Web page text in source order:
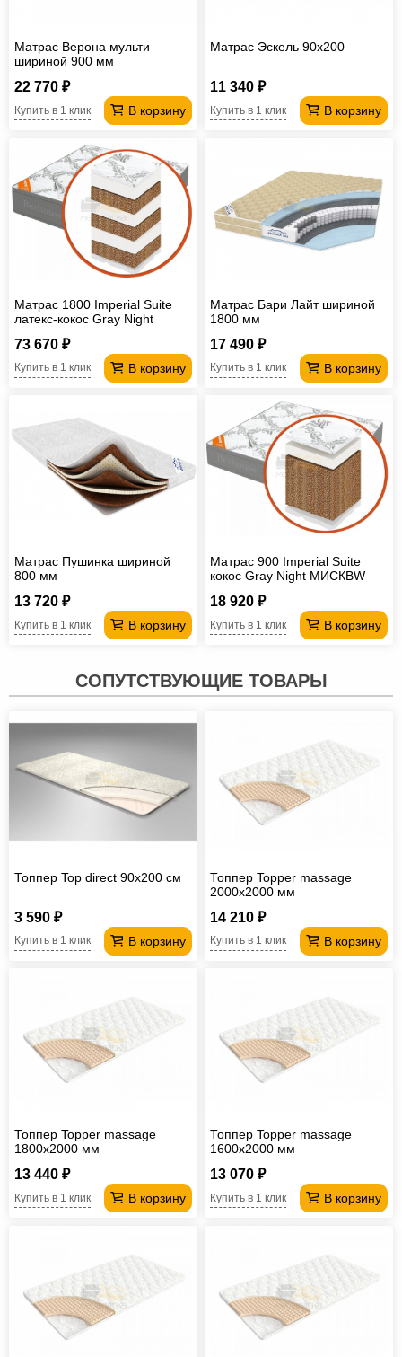
Матрас Верона мульти
шириной 900 мм
22 770 ₽
В корзину
Купить в 1 клик
Матрас Эскель 90х200
11 340 ₽
В корзину
Купить в 1 клик
Матрас 1800 Imperial Suite
латекс-кокос Gray Night
73 670 ₽
В корзину
Купить в 1 клик
Матрас Бари Лайт шириной
1800 мм
17 490 ₽
В корзину
Купить в 1 клик
Матрас Пушинка шириной
800 мм
13 720 ₽
В корзину
Купить в 1 клик
Матрас 900 Imperial Suite
кокос Gray Night МИСКBW
18 920 ₽
В корзину
Купить в 1 клик
СОПУТСТВУЮЩИЕ ТОВАРЫ
Топпер Top direct 90х200 см
3 590 ₽
В корзину
Купить в 1 клик
Топпер Topper massage
2000х2000 мм
14 210 ₽
В корзину
Купить в 1 клик
Топпер Topper massage
1800х2000 мм
13 440 ₽
В корзину
Купить в 1 клик
Топпер Topper massage
1600х2000 мм
13 070 ₽
В корзину
Купить в 1 клик